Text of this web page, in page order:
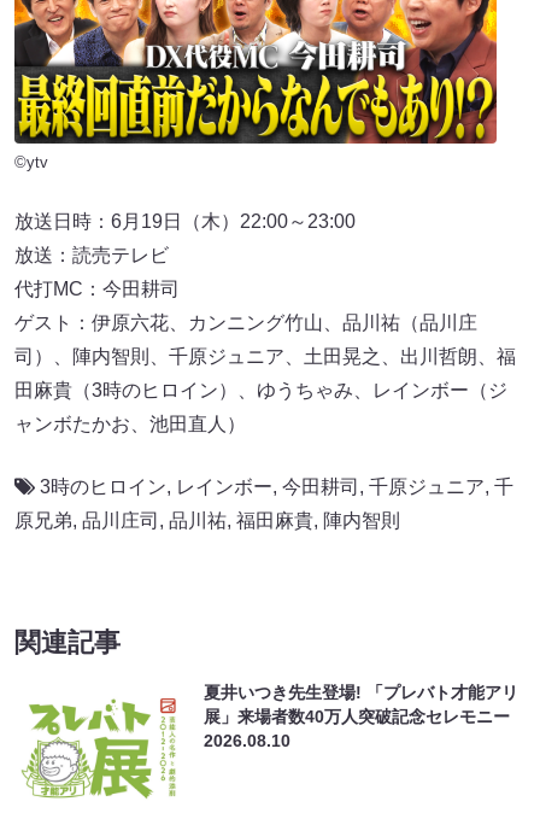
©ytv
放送日時：6月19日（木）22:00～23:00
放送：読売テレビ
代打MC：今田耕司
ゲスト：伊原六花、カンニング竹山、品川祐（品川庄
司）、陣内智則、千原ジュニア、土田晃之、出川哲朗、福
田麻貴（3時のヒロイン）、ゆうちゃみ、レインボー（ジ
ャンボたかお、池田直人）
3時のヒロイン, レインボー, 今田耕司 , 千原ジュニア, 千
原兄弟, 品川庄司 , 品川祐, 福田麻貴, 陣内智則
関連記事
夏井いつき先生登場! 「プレバト才能アリ
展」来場者数40万人突破記念セレモニー
2026.08.10